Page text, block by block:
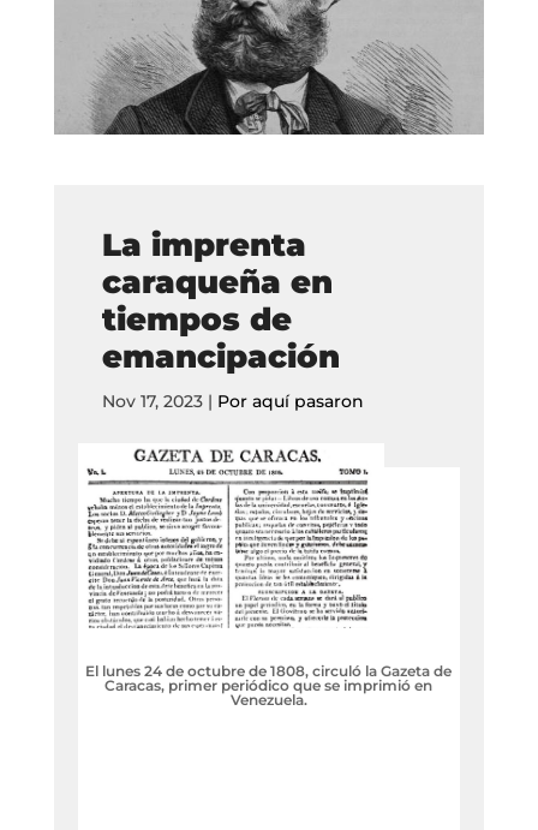
La imprenta
caraqueña en
tiempos de
emancipación
Nov 17, 2023| Por aquí pasaron
El lunes 24 de octubre de 1808, circuló la Gazeta de
Caracas, primer periódico que se imprimió en
Venezuela.